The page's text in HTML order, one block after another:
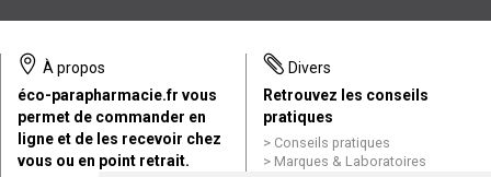
À propos
éco-parapharmacie.fr vous
permet de commander en
ligne et de les recevoir chez
vous ou en point retrait.
Divers
Retrouvez les conseils
pratiques
Conseils pratiques
Marques & Laboratoires